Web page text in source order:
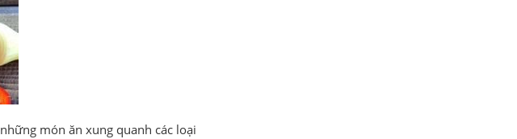
món ăn xung quanh các loại